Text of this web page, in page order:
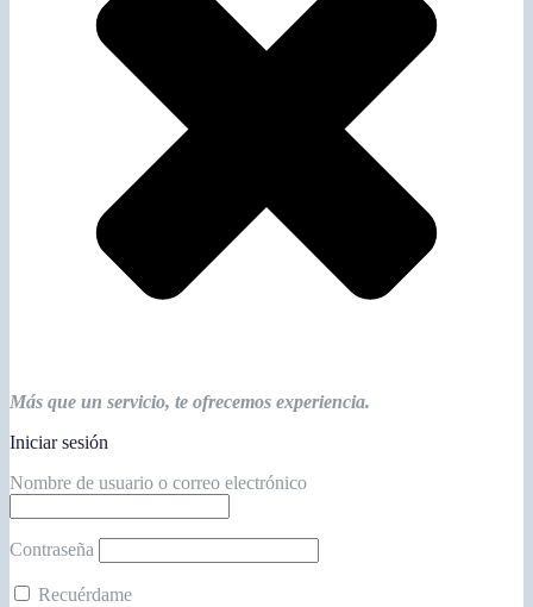
Más que un servicio, te ofrecemos experiencia.
Iniciar sesión
Nombre de usuario o correo electrónico
Contraseña
Recuérdame